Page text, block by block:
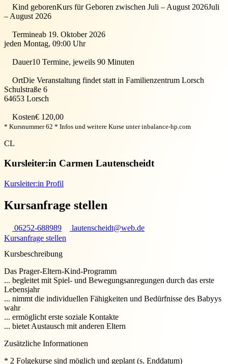
Kind geborenKurs für Geboren zwischen Juli – August 2026Juli
– August 2026
Termineab 19. Oktober 2026
jeden Montag, 09:00 Uhr
Dauer10 Termine, jeweils 90 Minuten
OrtDie Veranstaltung findet statt in Familienzentrum Lorsch
Schulstraße 6
64653 Lorsch
Kosten€ 120,00
* Kursnummer 62 * Infos und weitere Kurse unter inbalance-hp.com
CL
Kursleiter:in Carmen Lautenscheidt
Kursleiter:in Profil
Kursanfrage stellen
06252-688989
lautenscheidt@web.de
Kursanfrage stellen
Kursbeschreibung
Das Prager-Eltern-Kind-Programm
... begleitet mit Spiel- und Bewegungsanregungen durch das erste
Lebensjahr
... nimmt die individuellen Fähigkeiten und Bedürfnisse des Babyys
wahr
... ermöglicht erste soziale Kontakte
... bietet Austausch mit anderen Eltern
Zusätzliche Informationen
* 2 Folgekurse sind möglich und geplant (s. Enddatum)